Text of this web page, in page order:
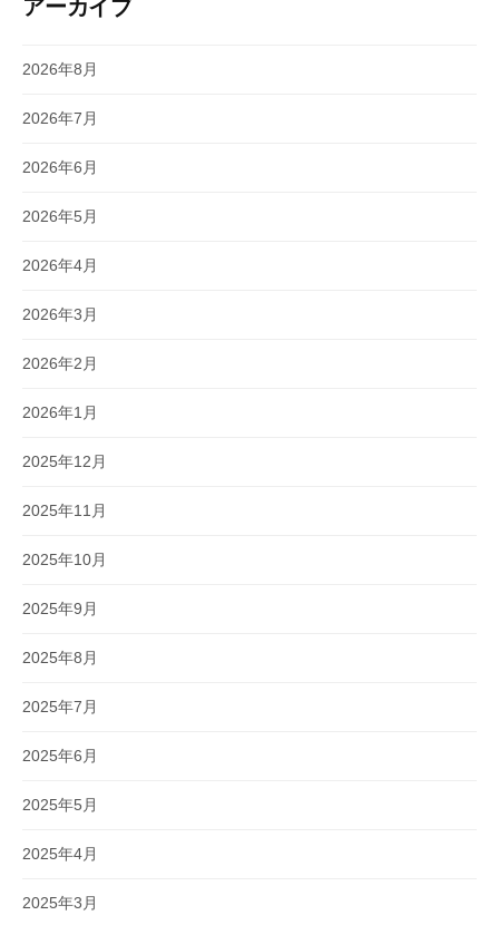
アーカイブ
2026年8月
2026年7月
2026年6月
2026年5月
2026年4月
2026年3月
2026年2月
2026年1月
2025年12月
2025年11月
2025年10月
2025年9月
2025年8月
2025年7月
2025年6月
2025年5月
2025年4月
2025年3月